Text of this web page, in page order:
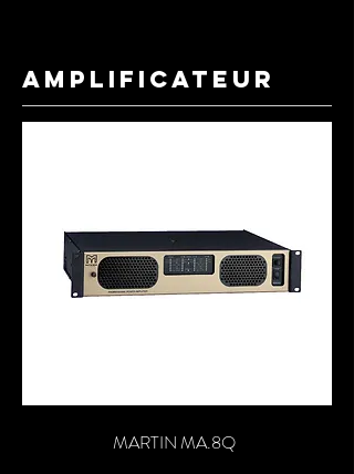
AMPLIFICATEUR
MARTIN MA.8Q